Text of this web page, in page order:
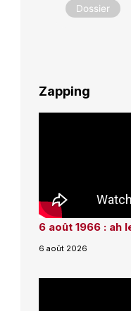
Dossier
Zapping
6 août 1966 : ah
6 août 2026